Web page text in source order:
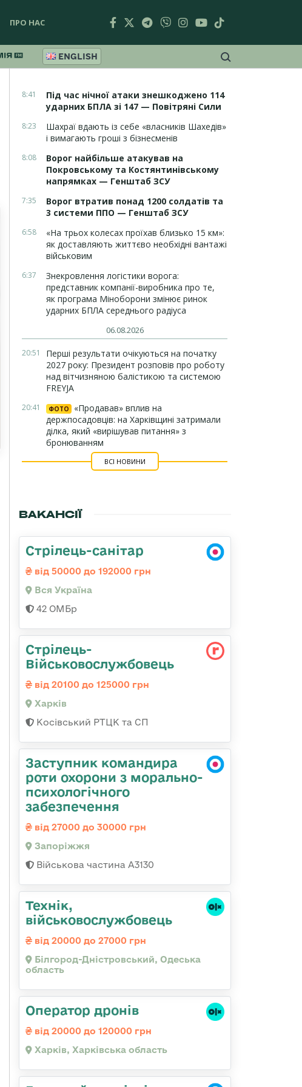
ПРО НАС
ENGLISH
8:41
Під час нічної атаки знешкоджено 114
ударних БПЛА зі 147 — Повітряні Сили
8:23
Шахраї вдають із себе «власників Шахедів»
і вимагають гроші з бізнесменів
8:08
Ворог найбільше атакував на
Покровському та Костянтинівському
напрямках — Генштаб ЗСУ
7:35
Ворог втратив понад 1200 солдатів та
3 системи ППО — Генштаб ЗСУ
6:58
«На трьох колесах проїхав близько 15 км»:
як доставляють життєво необхідні вантажі
військовим
6:37
Знекровлення логістики ворога:
представник компанії-виробника про те,
як програма Міноборони змінює ринок
ударних БПЛА середнього радіуса
06.08.2026
20:51
Перші результати очікуються на початку
2027 року: Президент розповів про роботу
над вітчизняною балістикою та системою
FREYJA
20:41 ФОТО
«Продавав» вплив на
держпосадовців: на Харківщині затримали
ділка, який «вирішував питання» з
бронюванням
ВСІ НОВИНИ
ВАКАНСІЇ
Стрілець-санітар
від 50000 до 192000 грн
Вся Україна
42 ОМБр
Стрілець-
Військовослужбовець
від 20100 до 125000 грн
Харків
Косівський РТЦК та СП
Заступник командира
роти охорони з морально-
психологічного
забезпечення
від 27000 до 30000 грн
Запоріжжя
Військова частина А3130
Технік,
військовослужбовець
від 20000 до 27000 грн
Білгород-Дністровський, Одеська
область
Оператор дронів
від 20000 до 120000 грн
Харків, Харківська область